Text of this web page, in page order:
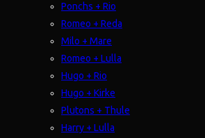
Ponchs + Rio
Romeo + Reda
Milo + Mare
Romeo + Lulla
Hugo + Rio
Hugo + Kirke
Plutons + Thule
Harry + Lulla